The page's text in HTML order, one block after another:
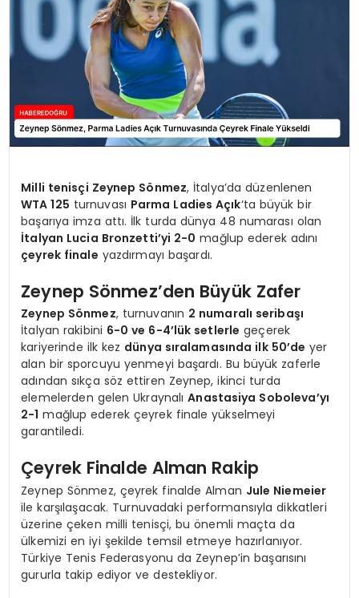
SAĞLIK
YAŞAM
Milli tenisçi Zeynep Sönmez, İtalya’da düzenlenen
WTA 125 turnuvası Parma Ladies Açık‘ta büyük bir
başarıya imza attı. İlk turda dünya 48 numarası olan
İtalyan Lucia Bronzetti’yi 2-0 mağlup ederek adını
çeyrek finale yazdırmayı başardı.
Zeynep Sönmez’den Büyük Zafer
Zeynep Sönmez, turnuvanın 2 numaralı seribaşı
İtalyan rakibini 6-0 ve 6-4’lük setlerle geçerek
kariyerinde ilk kez dünya sıralamasında ilk 50’de yer
alan bir sporcuyu yenmeyi başardı. Bu büyük zaferle
adından sıkça söz ettiren Zeynep, ikinci turda
elemelerden gelen UkraynalıAnastasiya Soboleva’yı
2-1 mağlup ederek çeyrek finale yükselmeyi
garantiledi.
Çeyrek Finalde Alman Rakip
Zeynep Sönmez, çeyrek finalde Alman Jule Niemeier
ile karşılaşacak. Turnuvadaki performansıyla dikkatleri
üzerine çeken milli tenisçi, bu önemli maçta da
ülkemizi en iyi şekilde temsil etmeye hazırlanıyor.
Türkiye Tenis Federasyonu da Zeynep’in başarısını
gururla takip ediyor ve destekliyor.